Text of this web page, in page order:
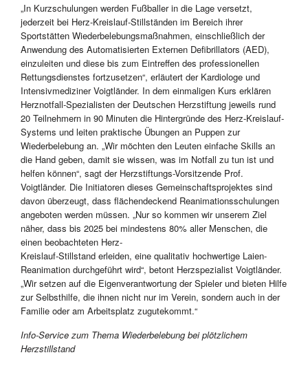
„In Kurzschulungen werden Fußballer in die Lage versetzt,
jederzeit bei Herz-Kreislauf-Stillständen im Bereich ihrer
Sportstätten Wiederbelebungsmaßnahmen, einschließlich der
Anwendung des Automatisierten Externen Defibrillators (AED),
einzuleiten und diese bis zum Eintreffen des professionellen
Rettungsdienstes fortzusetzen“, erläutert der Kardiologe und
Intensivmediziner Voigtländer. In dem einmaligen Kurs erklären
Herznotfall-Spezialisten der Deutschen Herzstiftung jeweils rund
20 Teilnehmern in 90 Minuten die Hintergründe des Herz-Kreislauf-
Systems und leiten praktische Übungen an Puppen zur
Wiederbelebung an. „Wir möchten den Leuten einfache Skills an
die Hand geben, damit sie wissen, was im Notfall zu tun ist und
helfen können“, sagt der Herzstiftungs-Vorsitzende Prof.
Voigtländer. Die Initiatoren dieses Gemeinschaftsprojektes sind
davon überzeugt, dass flächendeckend Reanimationsschulungen
angeboten werden müssen. „Nur so kommen wir unserem Ziel
näher, dass bis 2025 bei mindestens 80% aller Menschen, die
einen beobachteten Herz-
Kreislauf-Stillstand erleiden, eine qualitativ hochwertige Laien-
Reanimation durchgeführt wird“, betont Herzspezialist Voigtländer.
„Wir setzen auf die Eigenverantwortung der Spieler und bieten Hilfe
zur Selbsthilfe, die ihnen nicht nur im Verein, sondern auch in der
Familie oder am Arbeitsplatz zugutekommt.“
Info-Service zum Thema Wiederbelebung bei plötzlichem
Herzstillstand